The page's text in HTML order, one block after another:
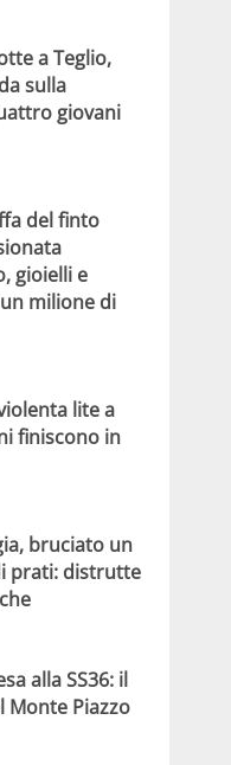
a Teglio,
sulla
giovani
del finto
gioielli e
milione di
lite a
finiscono in
bruciato un
prati: distrutte
alla SS36: il
Piazzo